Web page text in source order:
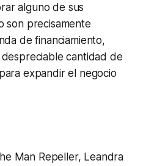
alguno de sus
son precisamente
de financiamiento,
cantidad de
expandir el negocio
Man Repeller, Leandra